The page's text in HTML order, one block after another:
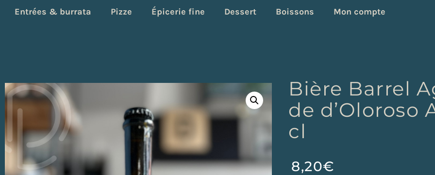
Entrées & burrata Pizze Épicerie fine Dessert Boissons Mon compte
Bière Barrel
de d’Oloroso
cl
8,20€